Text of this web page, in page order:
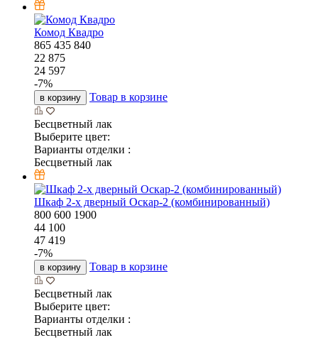
Комод Квадро
865 435 840
22 875
24 597
-7%
в корзину Товар в корзине
Бесцветный лак
Выберите цвет:
Варианты отделки :
Бесцветный лак
Шкаф 2-х дверный Оскар-2 (комбинированный)
800 600 1900
44 100
47 419
-7%
в корзину Товар в корзине
Бесцветный лак
Выберите цвет:
Варианты отделки :
Бесцветный лак